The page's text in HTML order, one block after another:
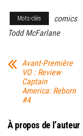
Mots-clés comics
Todd McFarlane
Avant-Première
VO : Review
Captain
America: Reborn
#4
À propos de l’auteur